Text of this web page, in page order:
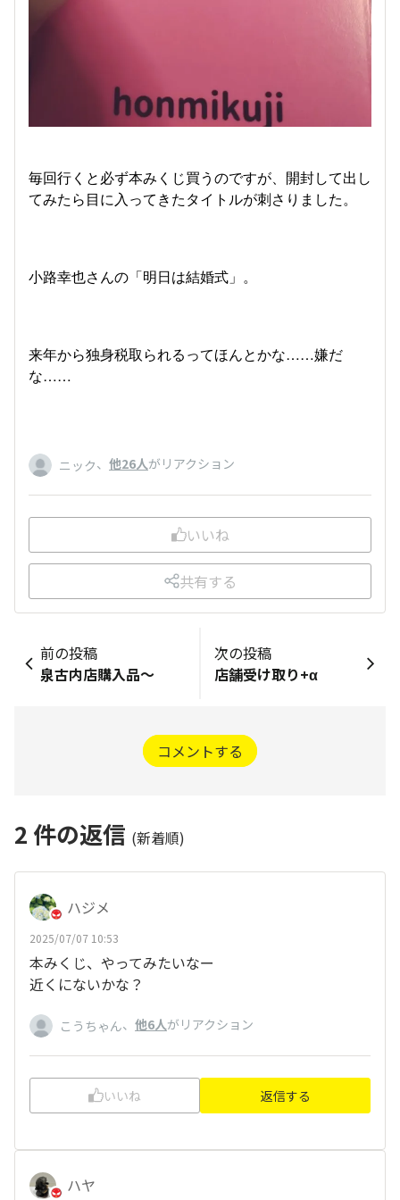
毎回行くと必ず本みくじ買うのですが、開封して出し
てみたら目に入ってきたタイトルが刺さりました。
小路幸也さんの「明日は結婚式」。
来年から独身税取られるってほんとかな……嫌だ
な……
ニック、 他26人がリアクション
いいね
共有する
前の投稿
泉古内店購入品～
次の投稿
店舗受け取り+α
コメントする
2 件の返信 (新着順)
ハジメ
2025/07/07 10:53
本みくじ、やってみたいなー
近くにないかな？
こうちゃん、 他6人がリアクション
いいね 返信する
ハヤ